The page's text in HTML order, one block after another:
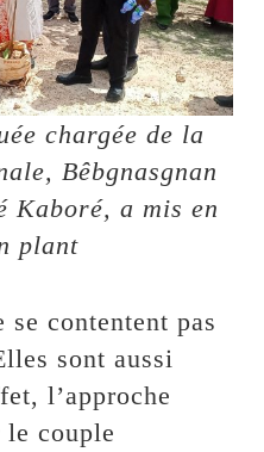
chargée de la
Bêbgnasgnan
Kaboré, a mis en
plant
se contentent pas
sont aussi
l’approche
le couple